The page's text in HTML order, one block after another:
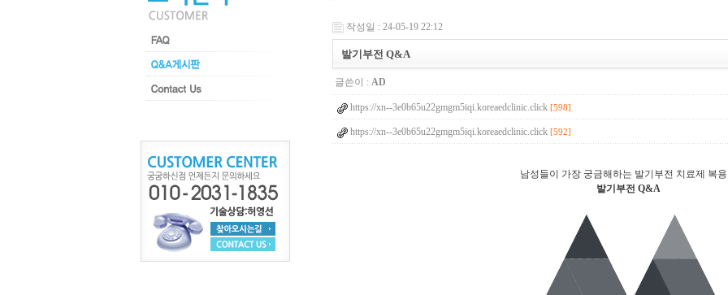
작성일 : 24-05-19 22:12
발기부전 Q&A
글쓴이 : AD
https://xn--3e0b65u22gmgm5iqi.koreaedclinic.click [598]
https://xn--3e0b65u22gmgm5iqi.koreaedclinic.click [592]
남성들이 가장 궁금해하는 발기부전 치료제 복용
발기부전 Q&A